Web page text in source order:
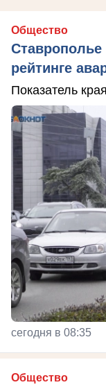
Общество
Ставрополье
рейтинге
Показатель
сегодня в 08:35
Общество